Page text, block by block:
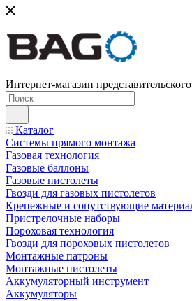
Интернет-магазин представительского
Каталог
Системы прямого монтажа
Газовая технология
Газовые баллоны
Газовые пистолеты
Гвозди для газовых пистолетов
Крепежные и сопутствующие
Пристрелочные наборы
Пороховая технология
Гвозди для пороховых пистолетов
Монтажные патроны
Монтажные пистолеты
Аккумуляторный инструмент
Аккумуляторы